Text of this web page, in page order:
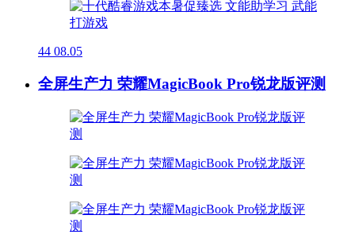
44 08.05
全屏生产力 荣耀MagicBook Pro锐龙版评测